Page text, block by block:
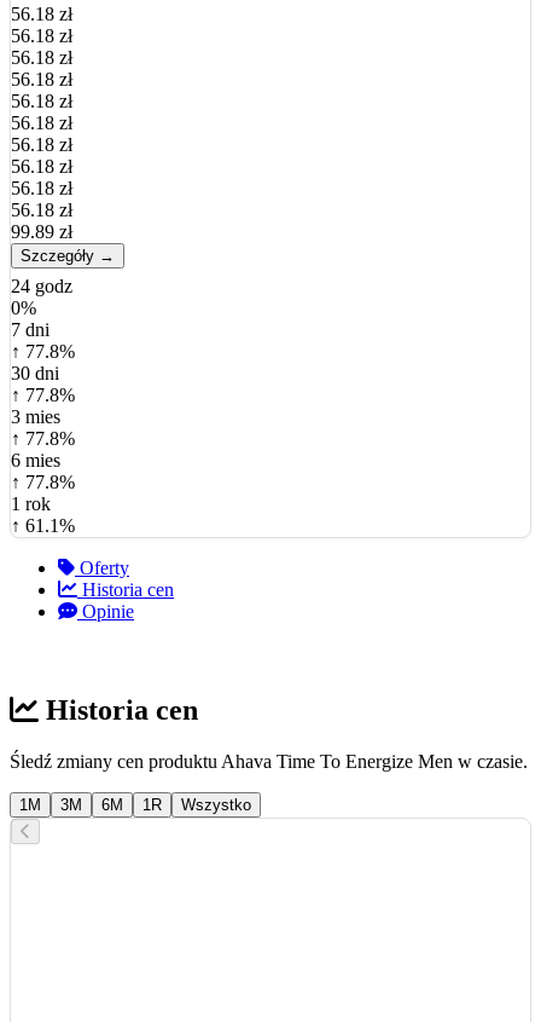
56.18 zł
56.18 zł
56.18 zł
56.18 zł
56.18 zł
56.18 zł
56.18 zł
56.18 zł
56.18 zł
56.18 zł
99.89 zł
Szczegóły →
24 godz
0%
7 dni
↑ 77.8%
30 dni
↑ 77.8%
3 mies
↑ 77.8%
6 mies
↑ 77.8%
1 rok
↑ 61.1%
Oferty
Historia cen
Opinie
Historia cen
Śledź zmiany cen produktu Ahava Time To Energize Men w czasie.
1M 3M 6M 1R Wszystko